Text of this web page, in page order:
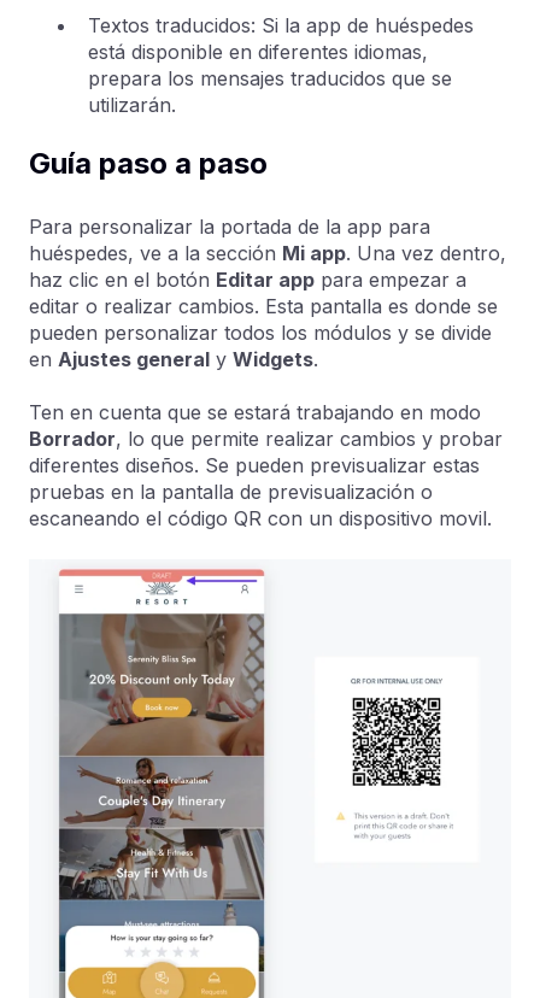
Textos traducidos: Si la app de huéspedes
está disponible en diferentes idiomas,
prepara los mensajes traducidos que se
utilizarán.
Guía paso a paso
Para personalizar la portada de la app para
huéspedes, ve a la sección Mi app. Una vez dentro,
haz clic en el botón Editar app para empezar a
editar o realizar cambios. Esta pantalla es donde se
pueden personalizar todos los módulos y se divide
en Ajustes general y Widgets.
Ten en cuenta que se estará trabajando en modo
Borrador, lo que permite realizar cambios y probar
diferentes diseños. Se pueden previsualizar estas
pruebas en la pantalla de previsualización o
escaneando el código QR con un dispositivo movil.